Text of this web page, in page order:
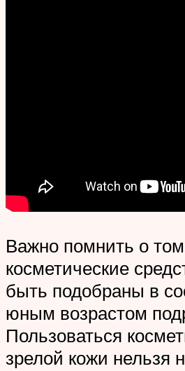
Важно помнить о
косметические
быть подобраны в
юным возрастом
Пользоваться
зрелой кожи нельзя